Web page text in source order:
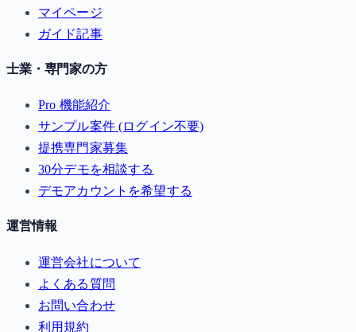
マイページ
ガイド記事
士業・専門家の方
Pro 機能紹介
サンプル案件 (ログイン不要)
提携専門家募集
30分デモを相談する
デモアカウントを希望する
運営情報
運営会社について
よくある質問
お問い合わせ
利用規約